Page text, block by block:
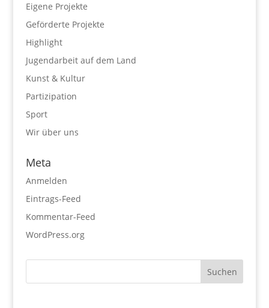
Eigene Projekte
Geförderte Projekte
Highlight
Jugendarbeit auf dem Land
Kunst & Kultur
Partizipation
Sport
Wir über uns
Meta
Anmelden
Eintrags-Feed
Kommentar-Feed
WordPress.org